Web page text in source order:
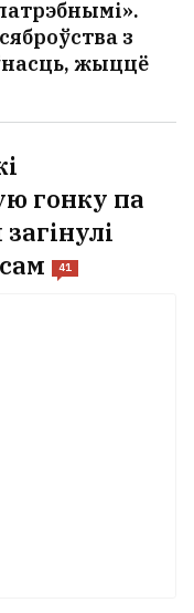
з
жыццё
гонку па
41